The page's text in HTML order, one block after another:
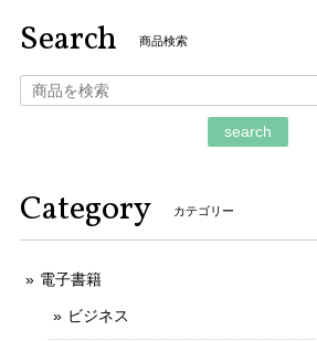
Search 商品検索
search
Category カテゴリー
電子書籍
ビジネス